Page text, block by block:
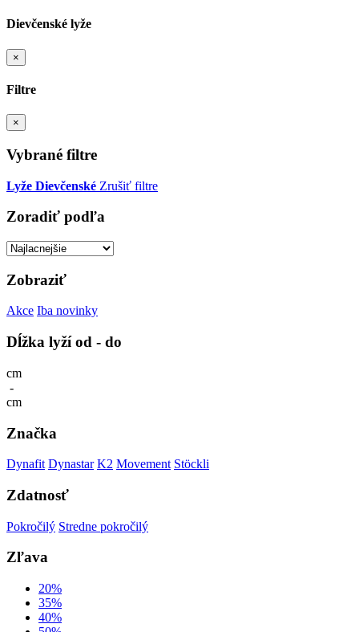
Dievčenské lyže
×
Filtre
×
Vybrané filtre
Lyže Dievčenské Zrušiť filtre
Zoradiť podľa
Zobraziť
Akce Iba novinky
Dĺžka lyží od - do
cm
-
cm
Značka
Dynafit Dynastar K2 Movement Stöckli
Zdatnosť
Pokročilý Stredne pokročilý
Zľava
20%
35%
40%